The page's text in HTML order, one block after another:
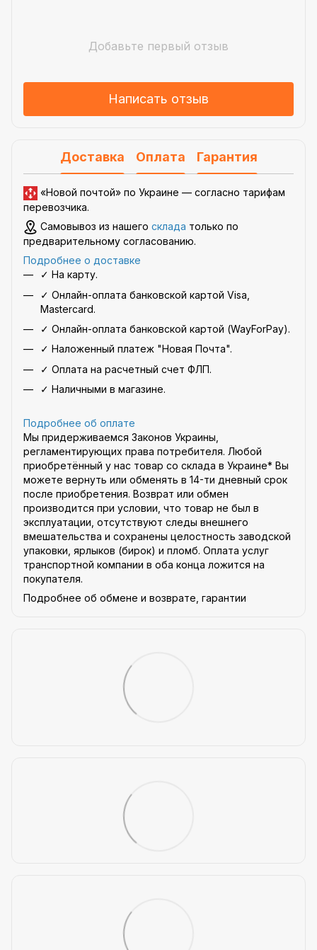
Добавьте первый отзыв
Написать отзыв
Доставка Оплата Гарантия
«Новой почтой» по Украине — согласно тарифам
перевозчика.
Самовывоз из нашего склада только по
предварительному согласованию.
Подробнее о доставке
✓ На карту.
✓ Онлайн-оплата банковской картой Visa,
Mastercard.
✓ Онлайн-оплата банковской картой (WayForPay).
✓ Наложенный платеж "Новая Почта".
✓ Оплата на расчетный счет ФЛП.
✓ Наличными в магазине.
Подробнее об оплате
Мы придерживаемся Законов Украины,
регламентирующих права потребителя. Любой
приобретённый у нас товар со склада в Украине* Вы
можете вернуть или обменять в 14-ти дневный срок
после приобретения. Возврат или обмен
производится при условии, что товар не был в
эксплуатации, отсутствуют следы внешнего
вмешательства и сохранены целостность заводской
упаковки, ярлыков (бирок) и пломб. Оплата услуг
транспортной компании в оба конца ложится на
покупателя.
Подробнее об обмене и возврате, гарантии